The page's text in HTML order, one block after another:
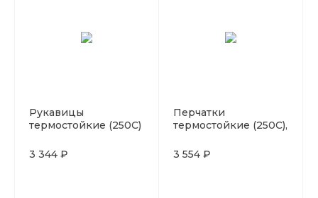
Рукавицы
термостойкие (250С)
пальцем, кожа, P.L.
3 344 ₽
Перчатки
термостойкие (250С),
Cuisine
3 554 ₽